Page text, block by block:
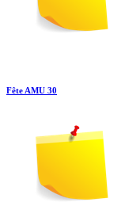
Fête AMU 30